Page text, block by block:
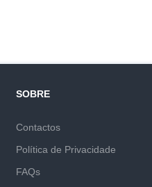
SOBRE
Contactos
Política de Privacidade
FAQs